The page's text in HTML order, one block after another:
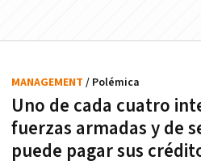
Uno de cada cuatro
fuerzas armadas y de
puede pagar sus
MANAGEMENT / Polémica